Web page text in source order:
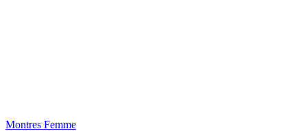
Montres Femme